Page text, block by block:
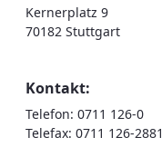
Kernerplatz 9
70182 Stuttgart
Kontakt:
Telefon: 0711 126-0
Telefax: 0711 126-2881